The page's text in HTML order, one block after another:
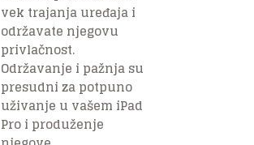
vek trajanja uređaja i
održavate njegovu
privlačnost.
Održavanje i pažnja su
presudni za potpuno
uživanje u vašem iPad
Pro i produženje